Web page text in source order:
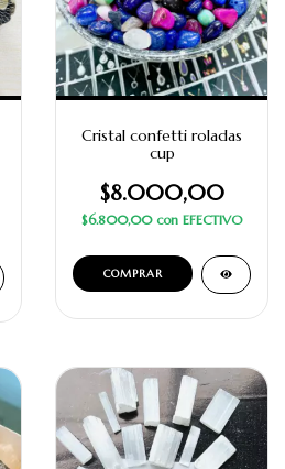
Cristal confetti roladas
cup
$8.000,00
$6.800,00 con EFECTIVO
COMPRAR